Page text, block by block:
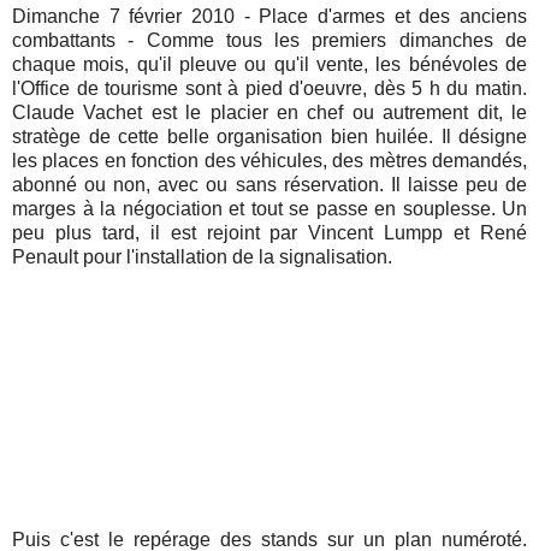
Dimanche 7 février 2010 - Place d'armes et des anciens
combattants - Comme tous les premiers dimanches de
chaque mois, qu'il pleuve ou qu'il vente, les bénévoles de
l'Office de tourisme sont à pied d'oeuvre, dès 5 h du matin.
Claude Vachet est le placier en chef ou autrement dit, le
stratège de cette belle organisation bien huilée. Il désigne
les places en fonction des véhicules, des mètres demandés,
abonné ou non, avec ou sans réservation. Il laisse peu de
marges à la négociation et tout se passe en souplesse. Un
peu plus tard, il est rejoint par Vincent Lumpp et René
Penault pour l'installation de la signalisation.
Puis c'est le repérage des stands sur un plan numéroté.